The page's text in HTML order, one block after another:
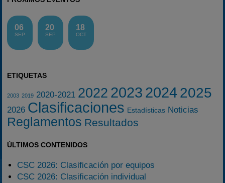
06
SEP
20
SEP
18
OCT
ETIQUETAS
2003 2019 2020-2021 2022 2023 20242025
2026 Clasificaciones Estadísticas Noticias
Reglamentos Resultados
ÚLTIMOS CONTENIDOS
CSC 2026: Clasificación por equipos
CSC 2026: Clasificación individual